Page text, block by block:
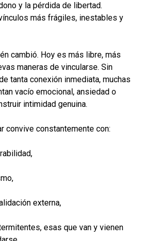
y la pérdida de libertad.
más frágiles, inestables y
cambió. Hoy es más libre, más
maneras de vincularse. Sin
tanta conexión inmediata, muchas
vacío emocional, ansiedad o
intimidad genuina.
convive constantemente con:
externa,
esas que van y vienen